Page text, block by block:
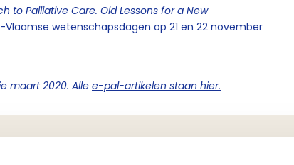
to Palliative Care. Old Lessons for a New
wetenschapsdagen op 21 en 22 november
maart 2020. Alle e-pal-artikelen staan hier.